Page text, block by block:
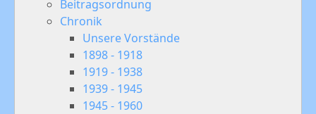
Beitragsordnung
Chronik
Unsere Vorstände
1898 - 1918
1919 - 1938
1939 - 1945
1945 - 1960